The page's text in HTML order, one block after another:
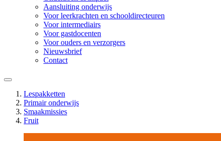
Aansluiting onderwijs
Voor leerkrachten en schooldirecteuren
Voor intermediairs
Voor gastdocenten
Voor ouders en verzorgers
Nieuwsbrief
Contact
Lespakketten
Primair onderwijs
Smaakmissies
Fruit